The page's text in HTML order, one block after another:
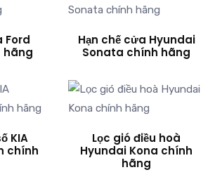
Ford
hãng
Hạn chế cửa Hyundai
Sonata chính hãng
KIA
chính
Lọc gió điều hoà
Hyundai Kona chính
hãng